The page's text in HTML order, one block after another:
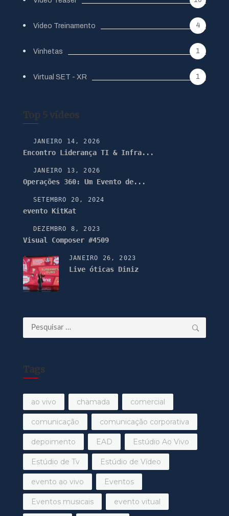
Video Treinamento 4
Vinhetas 1
Virtual SET - XR 1
Top 5 vídeos
JANEIRO 14, 2026
Encontro Liderança TI & Infra...
JANEIRO 13, 2026
Operações 360: Um Evento de...
SETEMBRO 20, 2024
evento KitKat
DEZEMBRO 8, 2023
Visual Composer #4509
JANEIRO 26, 2023
Live óticas Diniz
Pesquisar
por:
Tags
ao vivo chamada comercial
comunicação comunicação corporativa
depoimento EAD Estúdio Ao Vivo
Estúdio de Tv Estúdio de Vídeo
evento ao vivo Eventos
Eventos musicais evento vitual